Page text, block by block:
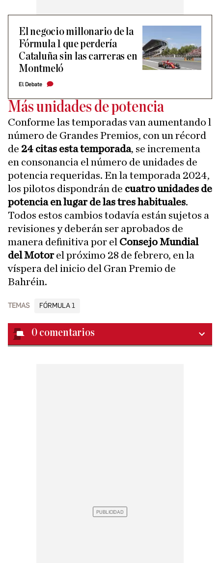
El negocio millonario de la
Fórmula 1 que perdería
Cataluña sin las carreras en
Montmeló
El Debate
Más unidades de potencia
Conforme las temporadas van aumentando l
número de Grandes Premios, con un récord
de 24 citas esta temporada, se incrementa
en consonancia el número de unidades de
potencia requeridas. En la temporada 2024,
los pilotos dispondrán de cuatro unidades de
potencia en lugar de las tres habituales.
Todos estos cambios todavía están sujetos a
revisiones y deberán ser aprobados de
manera definitiva por el Consejo Mundial
del Motorel próximo 28 de febrero, en la
víspera del inicio del Gran Premio de
Bahréin.
TEMAS FÓRMULA 1
0 comentarios